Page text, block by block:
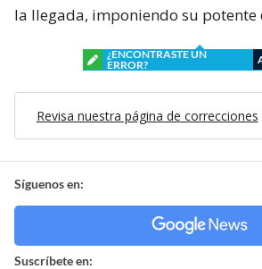
la llegada, imponiendo su potente
¿ENCONTRASTE UN
ERROR?
Revisa nuestra página de correcciones
Síguenos en:
Suscríbete en: